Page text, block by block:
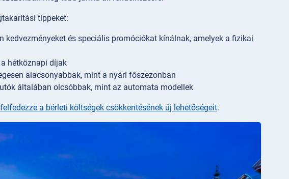
tippeket:
kedvezményeket és speciális promóciókat kínálnak, amelyek a fizikai
hétköznapi díjak
alacsonyabbak, mint a nyári főszezonban
általában olcsóbbak, mint az automata modellek
a bérleti költségek csökkentésének új lehetőségeit.